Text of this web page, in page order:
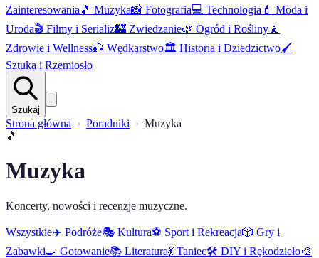
Zainteresowania 🎵 Muzyka📸 Fotografia💻 Technologia 💄 Moda i
Uroda🎬 Filmy i Serializ🏰 Zwiedzanie🌿 Ogród i Rośliny🧘
Zdrowie i Wellness🎣 Wędkarstwo🏛️ Historia i Dziedzictwo🖌️
Sztuka i Rzemiosło
Szukaj
Strona główna Poradniki
Muzyka
🎵
Muzyka
Koncerty, nowości i recenzje muzyczne.
Wszystkie✈️ Podróże🎭 Kultura⚽ Sport i Rekreacja🎲 Gry i
Zabawki🍳 Gotowanie📚 Literatura💃 Taniec🛠️ DIY i Rękodzieło🎨